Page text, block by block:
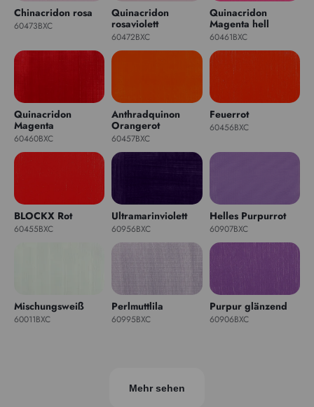
Chinacridon rosa
60473BXC
Quinacridon
rosaviolett
60472BXC
Quinacridon
Magenta hell
60461BXC
Quinacridon
Magenta
60460BXC
Anthradquinon
Orangerot
60457BXC
Feuerrot
60456BXC
BLOCKX Rot
60455BXC
Ultramarinviolett
60956BXC
Helles Purpurrot
60907BXC
Mischungsweiß
60011BXC
Perlmuttlila
60995BXC
Purpur glänzend
60906BXC
Mehr sehen